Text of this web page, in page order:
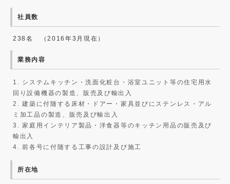
社員数
238名 （2016年3月現在）
業務内容
1. システムキッチン・洗面化粧台・浴室ユニット等の住宅用水
回り設備機器の製造、販売及び輸出入
2. 建築に付随する床材・ドアー・家具並びにステンレス・アル
ミ加工品の製造、販売及び輸出入
3. 家庭用インテリア製品・洋食器等のキッチン用品の販売及び
輸出入
4. 前各号に付随する工事の設計及び施工
所在地